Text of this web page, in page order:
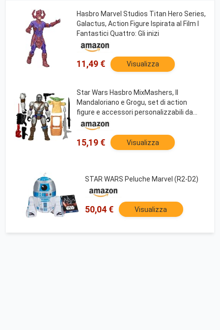
Hasbro Marvel Studios Titan Hero Series,
Galactus, Action Figure Ispirata al Film I
Fantastici Quattro: Gli inizi
11,49 € Visualizza
Star Wars Hasbro MixMashers, Il
Mandaloriano e Grogu, set di action
figure e accessori personalizzabili da
mischiare e abbinare
15,19 € Visualizza
STAR WARS Peluche Marvel (R2-D2)
50,04 € Visualizza